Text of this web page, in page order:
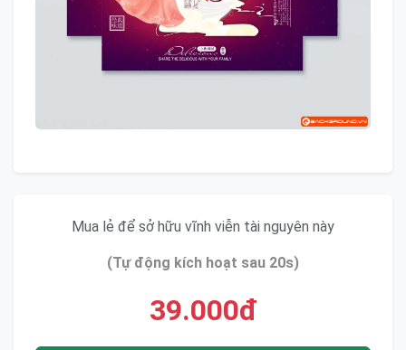
Mua lẻ để sở hữu vĩnh viễn tài nguyên này
(Tự động kích hoạt sau 20s)
39.000đ